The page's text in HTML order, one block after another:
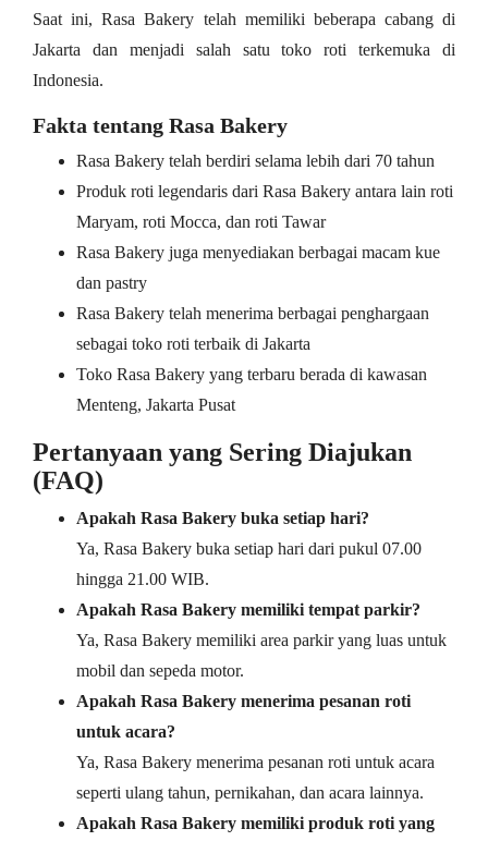
Saat ini, Rasa Bakery telah memiliki beberapa cabang di
Jakarta dan menjadi salah satu toko roti terkemuka di
Indonesia.
Fakta tentang Rasa Bakery
Rasa Bakery telah berdiri selama lebih dari 70 tahun
Produk roti legendaris dari Rasa Bakery antara lain roti
Maryam, roti Mocca, dan roti Tawar
Rasa Bakery juga menyediakan berbagai macam kue
dan pastry
Rasa Bakery telah menerima berbagai penghargaan
sebagai toko roti terbaik di Jakarta
Toko Rasa Bakery yang terbaru berada di kawasan
Menteng, Jakarta Pusat
Pertanyaan yang Sering Diajukan
(FAQ)
Apakah Rasa Bakery buka setiap hari?
Ya, Rasa Bakery buka setiap hari dari pukul 07.00
hingga 21.00 WIB.
Apakah Rasa Bakery memiliki tempat parkir?
Ya, Rasa Bakery memiliki area parkir yang luas untuk
mobil dan sepeda motor.
Apakah Rasa Bakery menerima pesanan roti
untuk acara?
Ya, Rasa Bakery menerima pesanan roti untuk acara
seperti ulang tahun, pernikahan, dan acara lainnya.
Apakah Rasa Bakery memiliki produk roti yang